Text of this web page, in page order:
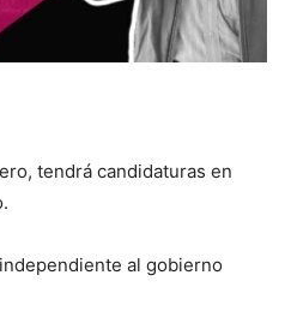
tendrá candidaturas en
al gobierno